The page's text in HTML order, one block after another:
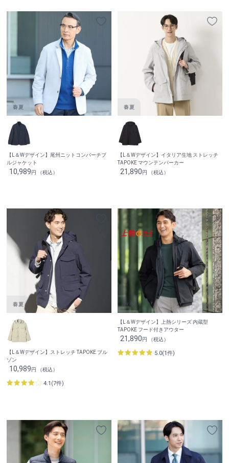
【L＆Wデザイン】尾州ニットコンバーチブ
ルジャケット
10,989円 （税込）
【L＆Wデザイン】イタリア生地 ストレッチ
TAPOKE マウンテンパーカー
21,890円 （税込）
【L＆Wデザイン】ストレッチ TAPOKE ブル
ゾン
10,989円 （税込）
4.1(7件)
【L＆Wデザイン】上熱シリーズ 内蔵型
TAPOKE フード付きアウター
21,890円 （税込）
5.0(1件)